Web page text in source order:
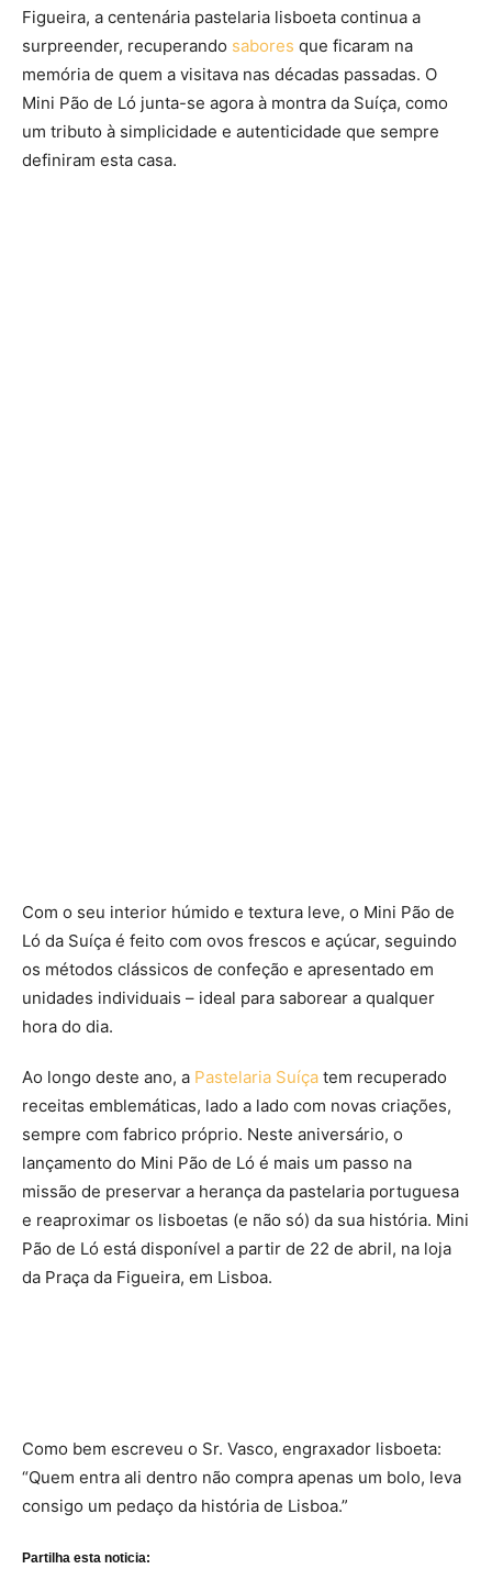
Figueira, a centenária pastelaria lisboeta continua a
surpreender, recuperando sabores que ficaram na
memória de quem a visitava nas décadas passadas. O
Mini Pão de Ló junta-se agora à montra da Suíça, como
um tributo à simplicidade e autenticidade que sempre
definiram esta casa.
Com o seu interior húmido e textura leve, o Mini Pão de
Ló da Suíça é feito com ovos frescos e açúcar, seguindo
os métodos clássicos de confeção e apresentado em
unidades individuais – ideal para saborear a qualquer
hora do dia.
Ao longo deste ano, a Pastelaria Suíça tem recuperado
receitas emblemáticas, lado a lado com novas criações,
sempre com fabrico próprio. Neste aniversário, o
lançamento do Mini Pão de Ló é mais um passo na
missão de preservar a herança da pastelaria portuguesa
e reaproximar os lisboetas (e não só) da sua história. Mini
Pão de Ló está disponível a partir de 22 de abril, na loja
da Praça da Figueira, em Lisboa.
Como bem escreveu o Sr. Vasco, engraxador lisboeta:
“Quem entra ali dentro não compra apenas um bolo, leva
consigo um pedaço da história de Lisboa.”
Partilha esta noticia: